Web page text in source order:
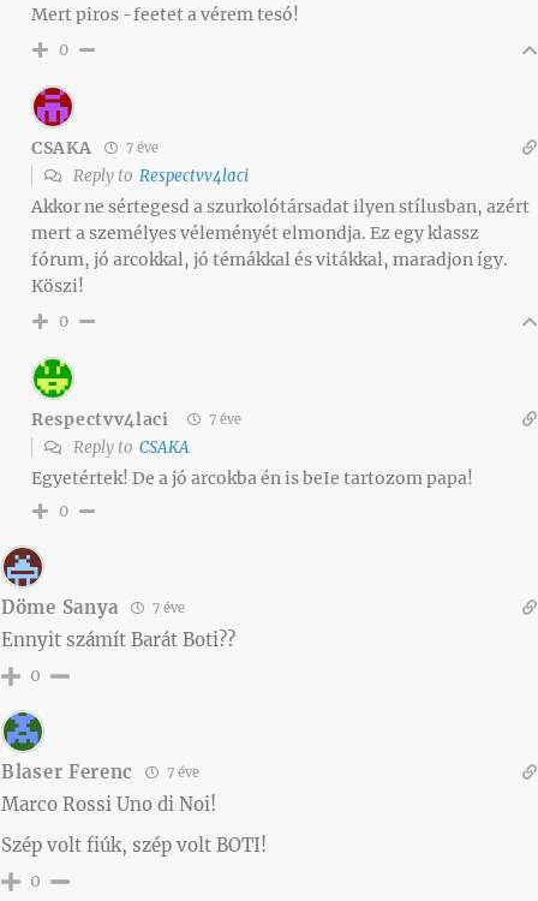
Mert piros -feetet a vérem tesó!
0
CSAKA 7 éve
Reply to Respectvv4laci
Akkor ne sértegesd a szurkolótársadat ilyen stílusban, azért
mert a személyes véleményét elmondja. Ez egy klassz
fórum, jó arcokkal, jó témákkal és vitákkal, maradjon így.
Köszi!
0
Respectvv4laci 7 éve
Reply to CSAKA
Egyetértek! De a jó arcokba én is beIe tartozom papa!
0
Döme Sanya 7 éve
Ennyit számít Barát Boti??
0
Blaser Ferenc 7 éve
Marco Rossi Uno di Noi!
Szép volt fiúk, szép volt BOTI!
0